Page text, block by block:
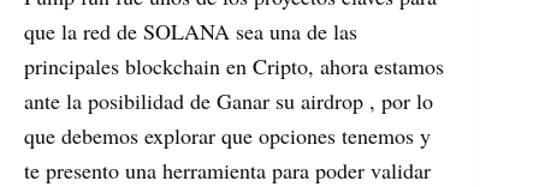
que la red de SOLANA sea una de las
principales blockchain en Cripto, ahora estamos
ante la posibilidad de Ganar su airdrop , por lo
que debemos explorar que opciones tenemos y
te presento una herramienta para poder validar